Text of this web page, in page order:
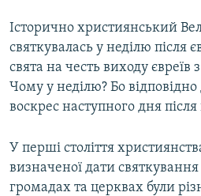
Історично християнський
святкувалась у неділю після
свята на честь виходу євреїв
Чому у неділю? Бо відповідно
воскрес наступного дня
У перші століття
визначеної дати
громадах та церквах були